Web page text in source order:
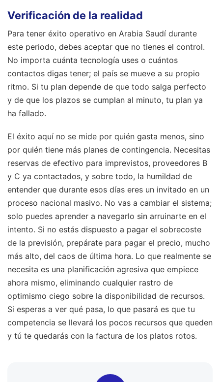
Verificación de la realidad
Para tener éxito operativo en Arabia Saudí durante
este periodo, debes aceptar que no tienes el control.
No importa cuánta tecnología uses o cuántos
contactos digas tener; el país se mueve a su propio
ritmo. Si tu plan depende de que todo salga perfecto
y de que los plazos se cumplan al minuto, tu plan ya
ha fallado.
El éxito aquí no se mide por quién gasta menos, sino
por quién tiene más planes de contingencia. Necesitas
reservas de efectivo para imprevistos, proveedores B
y C ya contactados, y sobre todo, la humildad de
entender que durante esos días eres un invitado en un
proceso nacional masivo. No vas a cambiar el sistema;
solo puedes aprender a navegarlo sin arruinarte en el
intento. Si no estás dispuesto a pagar el sobrecoste
de la previsión, prepárate para pagar el precio, mucho
más alto, del caos de última hora. Lo que realmente se
necesita es una planificación agresiva que empiece
ahora mismo, eliminando cualquier rastro de
optimismo ciego sobre la disponibilidad de recursos.
Si esperas a ver qué pasa, lo que pasará es que tu
competencia se llevará los pocos recursos que queden
y tú te quedarás con la factura de los platos rotos.